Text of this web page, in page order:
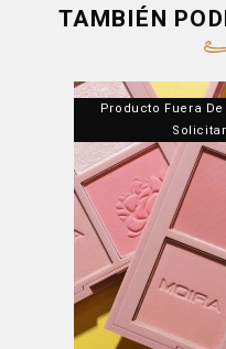
TAMBIÉN
Producto Fuera